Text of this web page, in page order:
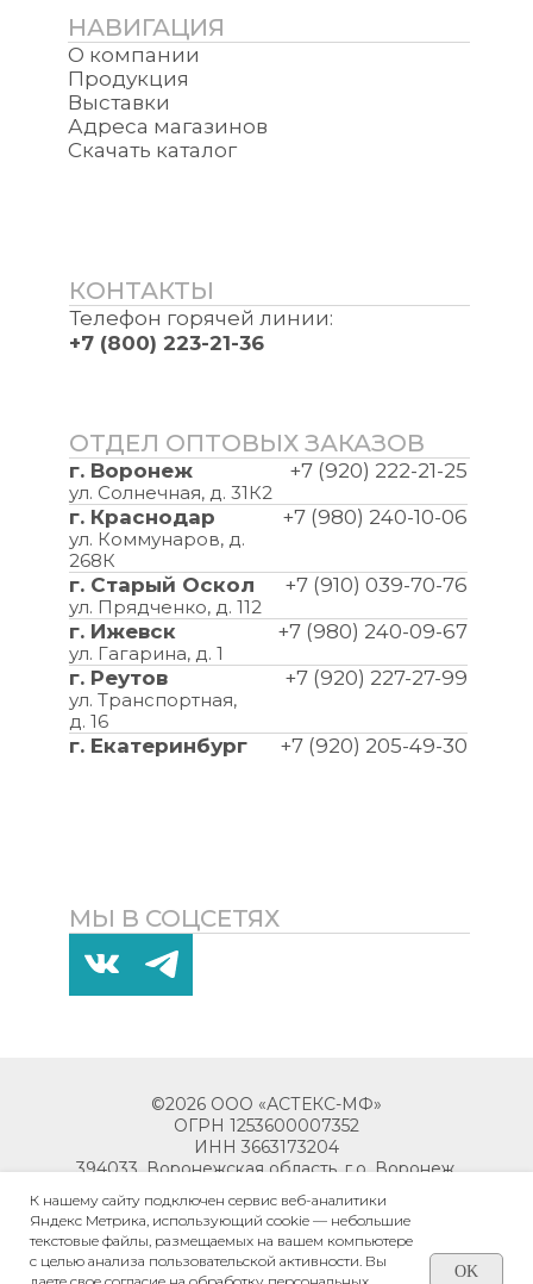
©2026 ООО «АСТЕКС-МФ»
ОГРН 1253600007352
ИНН 3663173204
394033, Воронежская область, г.о. Воронеж,
г. Воронеж, пр-кт Ленинский, д. 119М,
помещ. 6
НАВИГАЦИЯ
О компании
Продукция
Выставки
Адреса магазинов
Скачать каталог
КОНТАКТЫ
Телефон горячей линии:
+7 (800) 223-21-36
МЫ В СОЦСЕТЯХ
ОТДЕЛ ОПТОВЫХ ЗАКАЗОВ
г. Воронеж
ул. Солнечная, д. 31К2
+7 (920) 222-21-25
г. Краснодар
ул. Коммунаров, д.
268К
+7 (980) 240-10-06
г. Старый Оскол
ул. Прядченко, д. 112
+7 (910) 039-70-76
г. Ижевск
ул. Гагарина, д. 1
+7 (980) 240-09-67
г. Реутов
ул. Транспортная,
д. 16
+7 (920) 227-27-99
г. Екатеринбург +7 (920) 205-49-30
К нашему сайту подключен сервис веб-аналитики
Яндекс Метрика, использующий cookie — небольшие
текстовые файлы, размещаемых на вашем компьютере
с целью анализа пользовательской активности. Вы
OK